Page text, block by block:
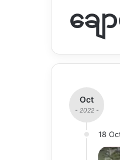
ချေ
Oct
- 2022 -
18